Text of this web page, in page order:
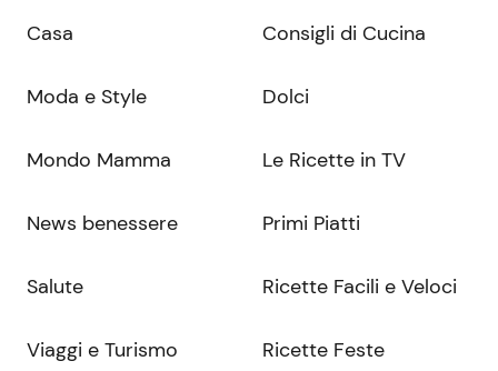
Casa
Moda e Style
Mondo Mamma
News benessere
Salute
Viaggi e Turismo
Consigli di Cucina
Dolci
Le Ricette in TV
Primi Piatti
Ricette Facili e Veloci
Ricette Feste